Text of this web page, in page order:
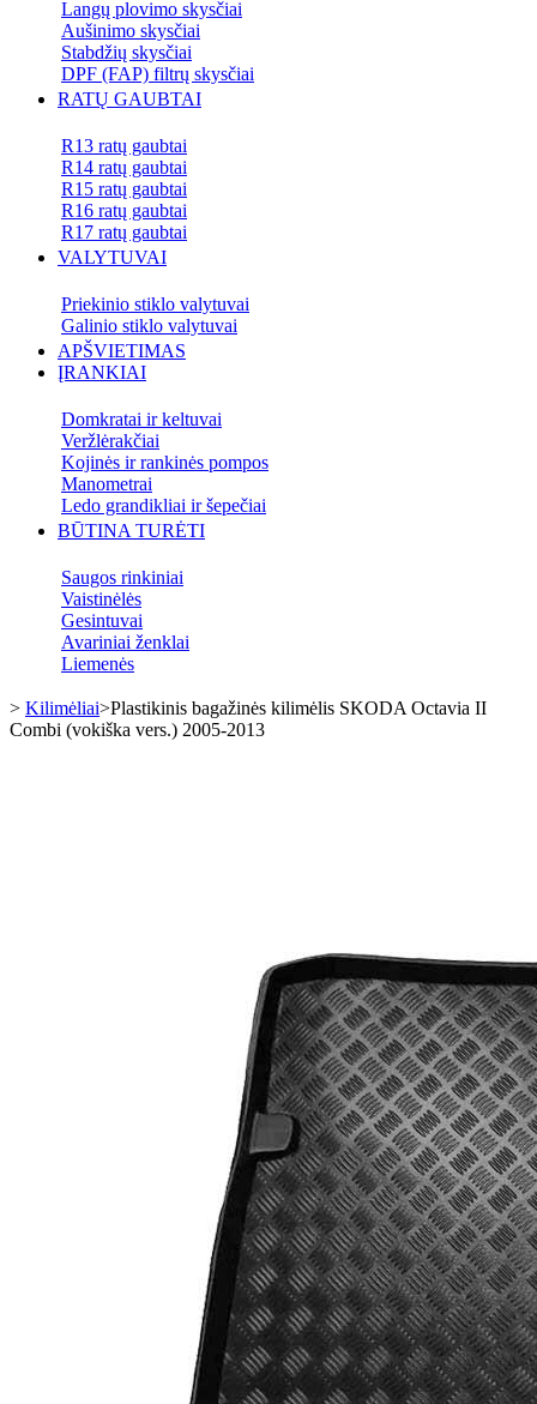
Langų plovimo skysčiai
Aušinimo skysčiai
Stabdžių skysčiai
DPF (FAP) filtrų skysčiai
RATŲ GAUBTAI
R13 ratų gaubtai
R14 ratų gaubtai
R15 ratų gaubtai
R16 ratų gaubtai
R17 ratų gaubtai
VALYTUVAI
Priekinio stiklo valytuvai
Galinio stiklo valytuvai
APŠVIETIMAS
ĮRANKIAI
Domkratai ir keltuvai
Veržlėrakčiai
Kojinės ir rankinės pompos
Manometrai
Ledo grandikliai ir šepečiai
BŪTINA TURĖTI
Saugos rinkiniai
Vaistinėlės
Gesintuvai
Avariniai ženklai
Liemenės
> Kilimėliai>Plastikinis bagažinės kilimėlis SKODA Octavia II
Combi (vokiška vers.) 2005-2013